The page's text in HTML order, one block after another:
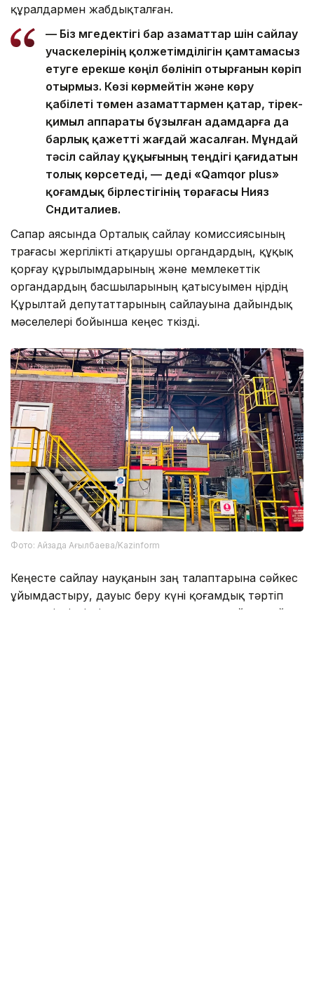
құралдармен жабдықталған.
— Біз мүгедектігі бар азаматтар үшін сайлау
учаскелерінің қолжетімділігін қамтамасыз
етуге ерекше көңіл бөлініп отырғанын көріп
отырмыз. Көзі көрмейтін және көру
қабілеті төмен азаматтармен қатар, тірек-
қимыл аппараты бұзылған адамдарға да
барлық қажетті жағдай жасалған. Мұндай
тәсіл сайлау құқығының теңдігі қағидатын
толық көрсетеді, — деді «Qamqor plus»
қоғамдық бірлестігінің төрағасы Нияз
Сүндиталиев.
Сапар аясында Орталық сайлау комиссиясының
төрағасы жергілікті атқарушы органдардың, құқық
қорғау құрылымдарының және мемлекеттік
органдардың басшыларының қатысуымен өңірдің
Құрылтай депутаттарының сайлауына дайындық
мәселелері бойынша кеңес өткізді.
Фото: Айзада Ағылбаева/Kazinform
Кеңесте сайлау науқанын заң талаптарына сәйкес
ұйымдастыру, дауыс беру күні қоғамдық тәртіп
пен қауіпсіздікті қамтамасыз ету, сондай-ақ сайлау